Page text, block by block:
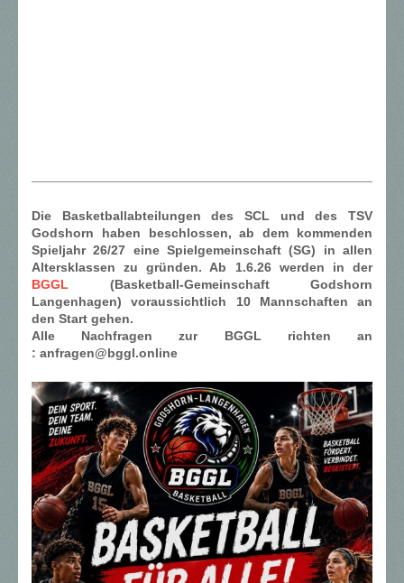
Die Basketballabteilungen des SCL und des TSV
Godshorn haben beschlossen, ab dem kommenden
Spieljahr 26/27 eine Spielgemeinschaft (SG) in allen
Altersklassen zu gründen. Ab 1.6.26 werden in der
BGGL (Basketball-Gemeinschaft Godshorn
Langenhagen) voraussichtlich 10 Mannschaften an
den Start gehen.
Alle Nachfragen zur BGGL richten an
: anfragen@bggl.online